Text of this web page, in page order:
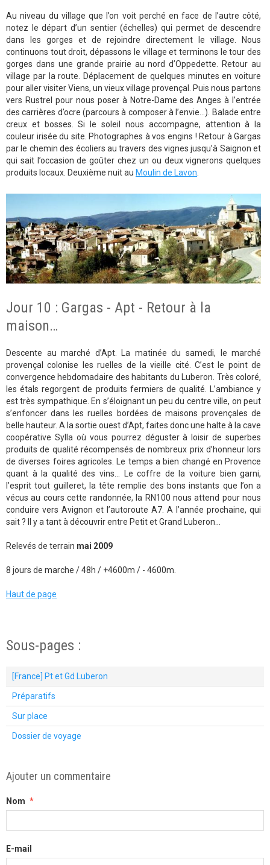
Au niveau du village que l’on voit perché en face de l’autre côté,
notez le départ d’un sentier (échelles) qui permet de descendre
dans les gorges et de rejoindre directement le village. Nous
continuons tout droit, dépassons le village et terminons le tour des
gorges dans une grande prairie au nord d’Oppedette. Retour au
village par la route. Déplacement de quelques minutes en voiture
pour aller visiter Viens, un vieux village provençal. Puis nous partons
vers Rustrel pour nous poser à Notre-Dame des Anges à l’entrée
des carrières d’ocre (parcours à composer à l’envie…). Balade entre
creux et bosses. Si le soleil nous accompagne, attention à la
couleur irisée du site. Photographes à vos engins ! Retour à Gargas
par le chemin des écoliers au travers des vignes jusqu’à Saignon et
qui sait l’occasion de goûter chez un ou deux vignerons quelques
produits locaux. Deuxième nuit au Moulin de Lavon.
Jour 10 : Gargas - Apt - Retour à la
maison…
Descente au marché d’Apt. La matinée du samedi, le marché
provençal colonise les ruelles de la vieille cité. C’est le point de
convergence hebdomadaire des habitants du Luberon. Très coloré,
les étals regorgent de produits fermiers de qualité. L’ambiance y
est très sympathique. En s’éloignant un peu du centre ville, on peut
s’enfoncer dans les ruelles bordées de maisons provençales de
belle hauteur. A la sortie ouest d’Apt, faites donc une halte à la cave
coopérative Sylla où vous pourrez déguster à loisir de superbes
produits de qualité récompensés de nombreux prix d’honneur lors
de diverses foires agricoles. Le temps a bien changé en Provence
quant à la qualité des vins… Le coffre de la voiture bien garni,
l’esprit tout guilleret, la tête remplie des bons instants que l’on a
vécus au cours cette randonnée, la RN100 nous attend pour nous
conduire vers Avignon et l’autoroute A7. A l’année prochaine, qui
sait ? Il y a tant à découvrir entre Petit et Grand Luberon…
Relevés de terrain mai 2009
8 jours de marche / 48h / +4600m / - 4600m.
Haut de page
Sous-pages :
[France] Pt et Gd Luberon
Préparatifs
Sur place
Dossier de voyage
Ajouter un commentaire
Nom
E-mail